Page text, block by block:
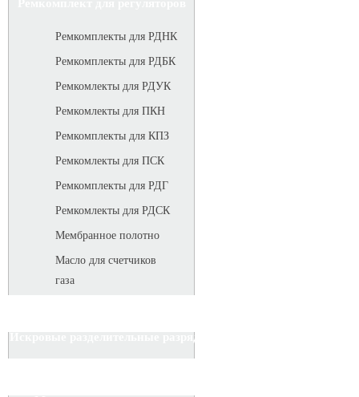
Ремкомплекты для РДНК
Ремкомплекты для РДБК
Ремкомлекты для РДУК
Ремкомлекты для ПКН
Ремкомплекты для КПЗ
Ремкомлекты для ПСК
Ремкомплекты для РДГ
Ремкомлекты для РДСК
Мембранное полотно
Масло для счетчиков
газа
Искровые разделительные разрядники